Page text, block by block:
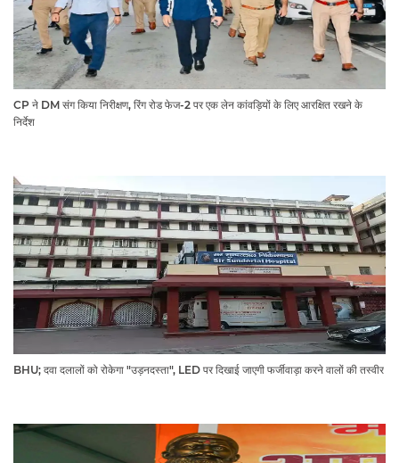
CP ने DM संग किया निरीक्षण, रिंग रोड फेज-2 पर एक लेन कांवड़ियों के लिए आरक्षित रखने के
निर्देश
BHU; दवा दलालों को रोकेगा "उड़नदस्ता", LED पर दिखाई जाएगी फर्जीवाड़ा करने वालों की तस्वीर